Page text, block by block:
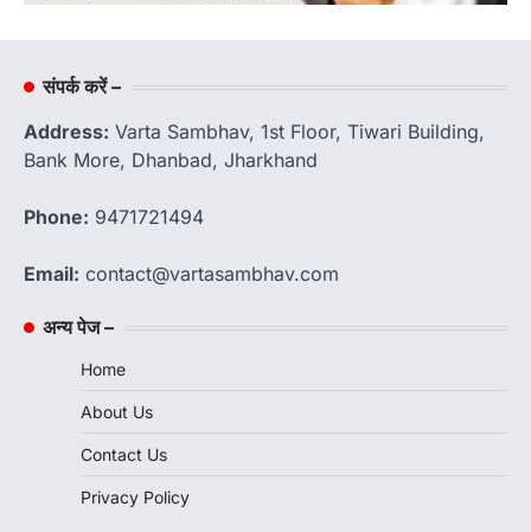
संपर्क करें –
Address: Varta Sambhav, 1st Floor, Tiwari Building,
Bank More, Dhanbad, Jharkhand
Phone: 9471721494
Email: contact@vartasambhav.com
अन्य पेज –
Home
About Us
Contact Us
Privacy Policy